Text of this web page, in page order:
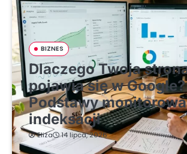
BIZNES
Dlaczego Twoja
pojawia się w Google?
Podstawy
indeksacji
Eliza 14 lipca, 2026